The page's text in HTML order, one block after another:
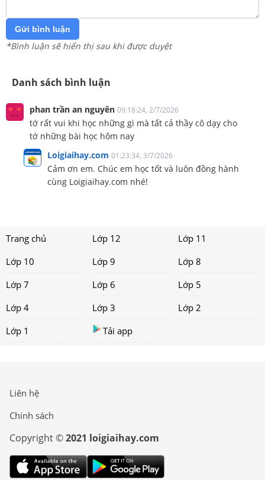
Gửi bình luận
*Bình luận sẽ hiển thị sau khi được duyệt
Danh sách bình luận
phan trần an nguyên 09:18:24, 2/7/2026
tớ rất vui khi học những gì mà tất cả thầy cô dạy cho
tớ những bài học hôm nay
Loigiaihay.com 01:23:34, 3/7/2026
Cảm ơn em. Chúc em học tốt và luôn đồng hành
cùng Loigiaihay.com nhé!
Trang chủ Lớp 12
Lớp 11
Lớp 10
Lớp 9
Lớp 8
Lớp 7
Lớp 6
Lớp 5
Lớp 4
Lớp 3
Lớp 2
Lớp 1
Tải app
Liên hệ
Chính sách
Copyright ©2021 loigiaihay.com